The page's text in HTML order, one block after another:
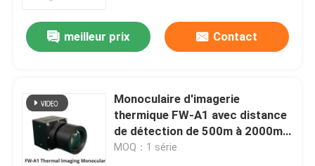
thermique haute sensibilité
meilleur prix Contact
Monoculaire d'imagerie
thermique FW-A1 avec distance
de détection de 500m à 2000m,
batterie remplaçable de 4 à 8
MOQ：1 série